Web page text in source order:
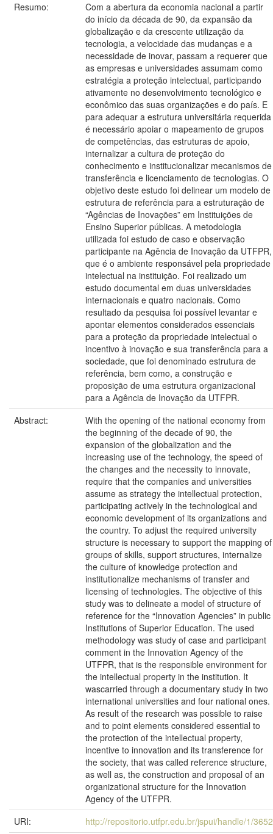
Resumo:
Com a abertura da economia nacional a partir
do início da década de 90, da expansão da
globalização e da crescente utilização da
tecnologia, a velocidade das mudanças e a
necessidade de inovar, passam a requerer que
as empresas e universidades assumam como
estratégia a proteção intelectual, participando
ativamente no desenvolvimento tecnológico e
econômico das suas organizações e do país. E
para adequar a estrutura universitária requerida
é necessário apoiar o mapeamento de grupos
de competências, das estruturas de apoio,
internalizar a cultura de proteção do
conhecimento e institucionalizar mecanismos de
transferência e licenciamento de tecnologias. O
objetivo deste estudo foi delinear um modelo de
estrutura de referência para a estruturação de
“Agências de Inovações” em Instituições de
Ensino Superior públicas. A metodologia
utilizada foi estudo de caso e observação
participante na Agência de Inovação da UTFPR,
que é o ambiente responsável pela propriedade
intelectual na instituição. Foi realizado um
estudo documental em duas universidades
internacionais e quatro nacionais. Como
resultado da pesquisa foi possível levantar e
apontar elementos considerados essenciais
para a proteção da propriedade intelectual o
incentivo à inovação e sua transferência para a
sociedade, que foi denominado estrutura de
referência, bem como, a construção e
proposição de uma estrutura organizacional
para a Agência de Inovação da UTFPR.
Abstract:
With the opening of the national economy from
the beginning of the decade of 90, the
expansion of the globalization and the
increasing use of the technology, the speed of
the changes and the necessity to innovate,
require that the companies and universities
assume as strategy the intellectual protection,
participating actively in the technological and
economic development of its organizations and
the country. To adjust the required university
structure is necessary to support the mapping of
groups of skills, support structures, internalize
the culture of knowledge protection and
institutionalize mechanisms of transfer and
licensing of technologies. The objective of this
study was to delineate a model of structure of
reference for the “Innovation Agencies” in public
Institutions of Superior Education. The used
methodology was study of case and participant
comment in the Innovation Agency of the
UTFPR, that is the responsible environment for
the intellectual property in the institution. It
wascarried through a documentary study in two
international universities and four national ones.
As result of the research was possible to raise
and to point elements considered essential to
the protection of the intellectual property,
incentive to innovation and its transference for
the society, that was called reference structure,
as well as, the construction and proposal of an
organizational structure for the Innovation
Agency of the UTFPR.
URI:
http://repositorio.utfpr.edu.br/jspui/handle/1/3652